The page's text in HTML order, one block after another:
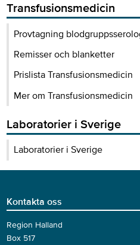
Transfusionsmedicin
Provtagning
Remisser och blanketter
Prislista Transfusionsmedicin
Mer om Transfusionsmedicin
Laboratorier i Sverige
Laboratorier i Sverige
Kontakta oss
Region Halland
Box 517